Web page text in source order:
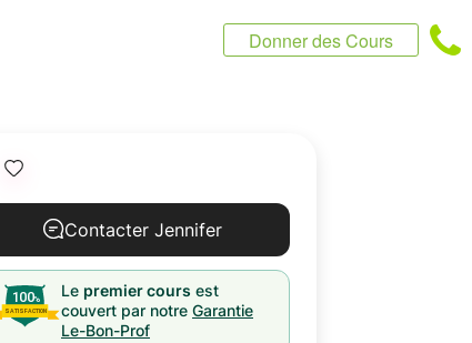
Donner des Cours
Contacter Jennifer
Le premier cours est
couvert par notre Garantie
Le-Bon-Prof